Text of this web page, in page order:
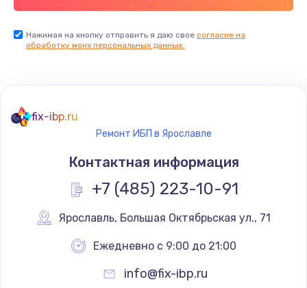
Нажимая на кнопку отправить я даю свое согласие на
обработку моих персональных данных.
fix-ibp.ru
Ремонт ИБП в Ярославле
Контактная информация
+7 (485) 223-10-91
Ярославль, Большая Октябрьская ул., 71
Ежедневно с 9:00 до 21:00
info@fix-ibp.ru